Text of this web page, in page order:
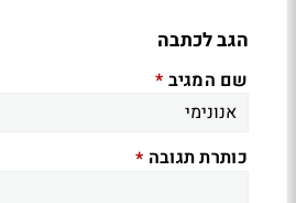
הגב לכתבה
שם המגיב *
כותרת תגובה *